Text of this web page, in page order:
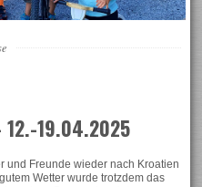
19.04.2025
und Freunde wieder nach Kroatien
Wetter wurde trotzdem das